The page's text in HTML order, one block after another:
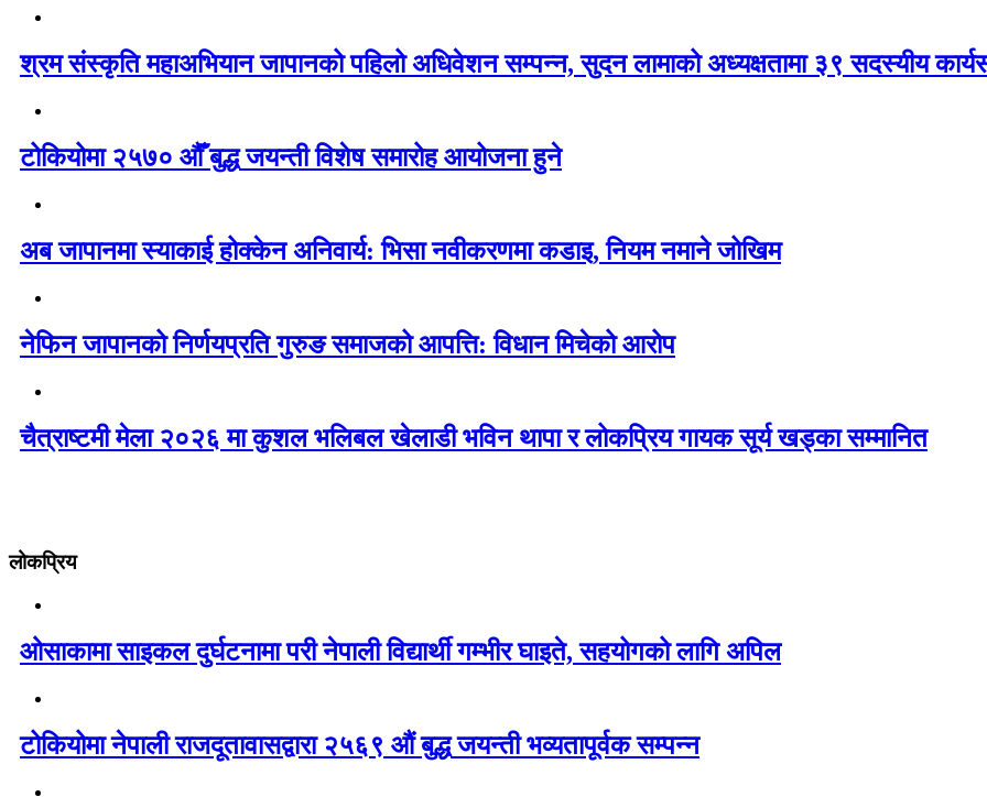
श्रम संस्कृति महाअभियान जापानको पहिलो अधिवेशन सम्पन्न, सुदन लामाको अध्यक्षतामा ३९ सदस्यीय
टोकियोमा २५७० औँ बुद्ध जयन्ती विशेष समारोह आयोजना हुने
अब जापानमा स्याकाई होक्केन अनिवार्य: भिसा नवीकरणमा कडाइ, नियम नमाने जोखिम
नेफिन जापानको निर्णयप्रति गुरुङ समाजको आपत्ति: विधान मिचेको आरोप
चैत्राष्टमी मेला २०२६ मा कुशल भलिबल खेलाडी भविन थापा र लोकप्रिय गायक सूर्य खड्का सम्मानित
लोकप्रिय
ओसाकामा साइकल दुर्घटनामा परी नेपाली विद्यार्थी गम्भीर घाइते, सहयोगको लागि अपिल
टोकियोमा नेपाली राजदूतावासद्वारा २५६९ औं बुद्ध जयन्ती भव्यतापूर्वक सम्पन्न